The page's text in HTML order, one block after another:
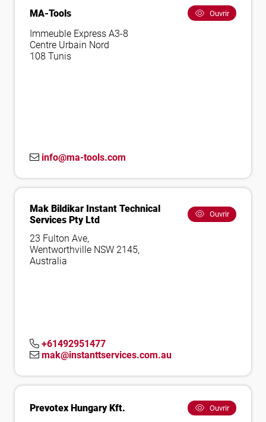
MA-Tools Ouvrir
Immeuble Express A3-8
Centre Urbain Nord
108 Tunis
info@ma-tools.com
Mak Bildikar Instant Technical
Services Pty Ltd
Ouvrir
23 Fulton Ave,
Wentworthville NSW 2145,
Australia
+61492951477
mak@instanttservices.com.au
Prevotex Hungary Kft. Ouvrir